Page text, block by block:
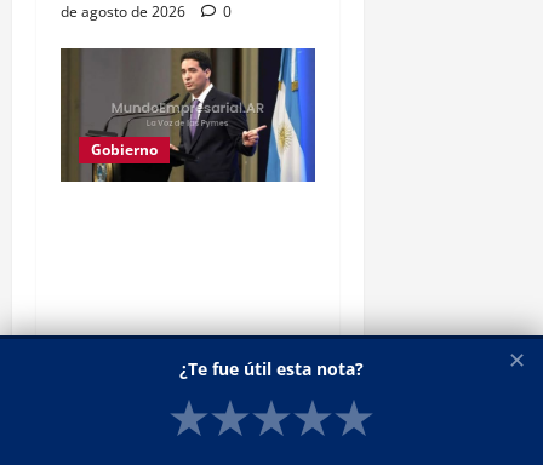
de agosto de 2026
0
Gobierno
logística
de agosto de 2026
0
✕
¿Te fue útil esta nota?
★★★★★